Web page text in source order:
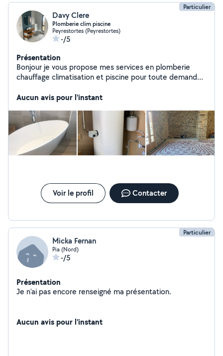
Particulier
Davy Clere
Plomberie clim piscine
Peyrestortes (Peyrestortes)
-/5
Présentation
Bonjour je vous propose mes services en plomberie
chauffage climatisation et piscine pour toute demande
Aucun avis pour l'instant
Voir le profil Contacter
Particulier
Micka Fernan
Pia (Nord)
-/5
Présentation
Je n'ai pas encore renseigné ma présentation.
Aucun avis pour l'instant